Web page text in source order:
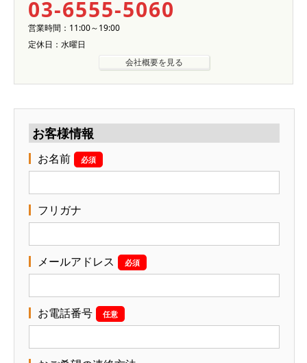
03-6555-5060
営業時間：11:00～19:00
定休日：水曜日
会社概要を見る
お客様情報
お名前 必須
フリガナ
メールアドレス 必須
お電話番号 任意